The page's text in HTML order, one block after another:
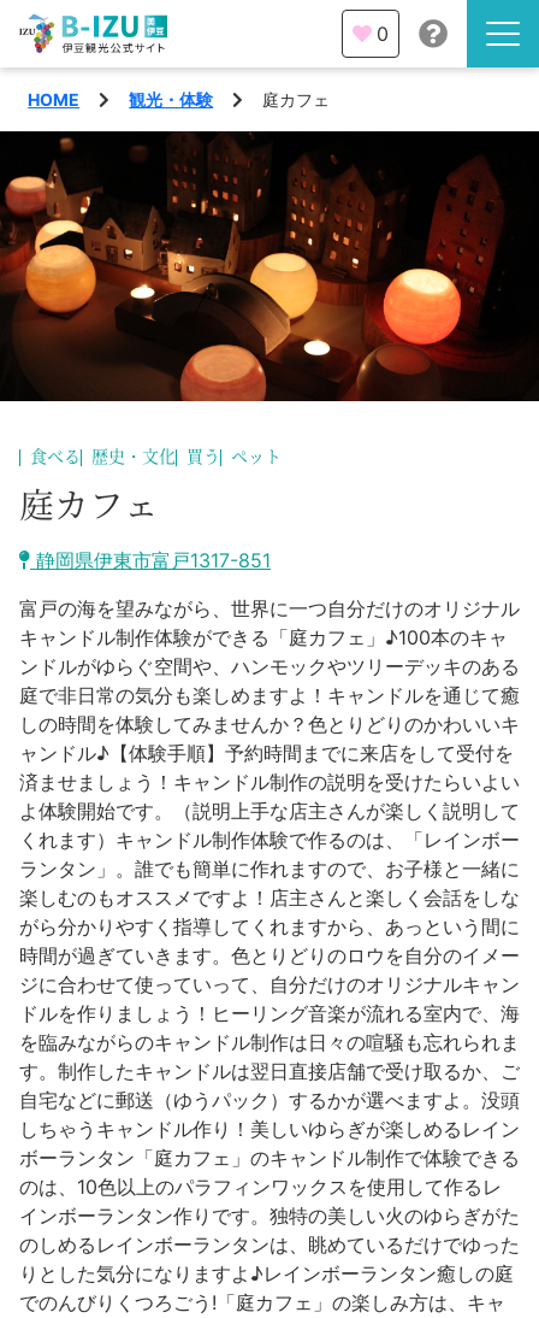
伊豆半島を知る
伊豆のみどころ
みる
あそぶ
観光・体験
イベント
熱海市
沼津市
三島市
南伊豆町
函南町
西伊豆町
伊東市
伊豆の国市
松崎町
東伊豆町
伊豆市
河津町
特集
旅の計画
モデルコース
宿泊・予約
旅程作成
AIルートプランナー
アクセス
合同会社説明会
伊豆ワーケーション
0
HOME 観光・体験 庭カフェ
食べる 歴史・文化 買う ペット
庭カフェ
静岡県伊東市富戸1317-851
富戸の海を望みながら、世界に一つ自分だけのオリジナル
キャンドル制作体験ができる「庭カフェ」♪100本のキャ
ンドルがゆらぐ空間や、ハンモックやツリーデッキのある
庭で非日常の気分も楽しめますよ！キャンドルを通じて癒
しの時間を体験してみませんか？色とりどりのかわいいキ
ャンドル♪【体験手順】予約時間までに来店をして受付を
済ませましょう！キャンドル制作の説明を受けたらいよい
よ体験開始です。（説明上手な店主さんが楽しく説明して
くれます）キャンドル制作体験で作るのは、「レインボー
ランタン」。誰でも簡単に作れますので、お子様と一緒に
楽しむのもオススメですよ！店主さんと楽しく会話をしな
がら分かりやすく指導してくれますから、あっという間に
時間が過ぎていきます。色とりどりのロウを自分のイメー
ジに合わせて使っていって、自分だけのオリジナルキャン
ドルを作りましょう！ヒーリング音楽が流れる室内で、海
を臨みながらのキャンドル制作は日々の喧騒も忘れられま
す。制作したキャンドルは翌日直接店舗で受け取るか、ご
自宅などに郵送（ゆうパック）するかが選べますよ。没頭
しちゃうキャンドル作り！美しいゆらぎが楽しめるレイン
ボーランタン「庭カフェ」のキャンドル制作で体験できる
のは、10色以上のパラフィンワックスを使用して作るレ
インボーランタン作りです。独特の美しい火のゆらぎがた
のしめるレインボーランタンは、眺めているだけでゆった
りとした気分になりますよ♪レインボーランタン癒しの庭
でのんびりくつろごう!「庭カフェ」の楽しみ方は、キャ